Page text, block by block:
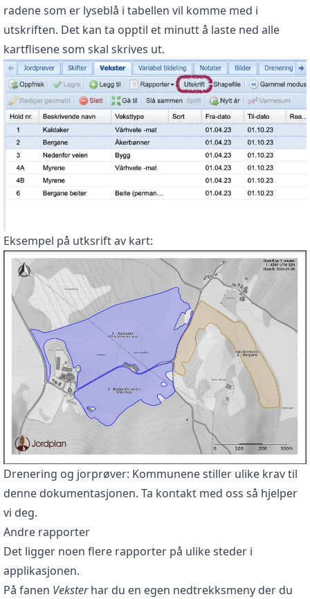
radene som er lyseblå i tabellen vil komme med i
utskriften. Det kan ta opptil et minutt å laste ned alle
kartflisene som skal skrives ut.
Eksempel på utksrift av kart:
Drenering og jorprøver: Kommunene stiller ulike krav til
denne dokumentasjonen. Ta kontakt med oss så hjelper
vi deg.
Andre rapporter
Det ligger noen flere rapporter på ulike steder i
applikasjonen.
På fanen Veksterhar du en egen nedtrekksmeny der du